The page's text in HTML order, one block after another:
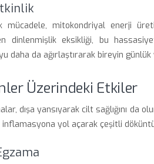
mücadele, mitokondriyal enerji
dinlenmişlik eksikliği, bu
daha da ağırlaştırarak bireyin
Üzerindeki Etkiler
dışa yansıyarak cilt sağlığını da
inflamasyona yol açarak çeşitli